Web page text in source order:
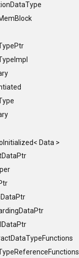
Data >